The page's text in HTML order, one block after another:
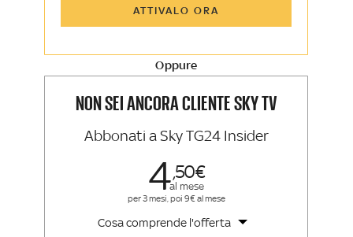
Sky Sport Insider
La newsletter esclusiva di Sky TG24
ATTIVALO ORA
Oppure
NON SEI ANCORA CLIENTE SKY TV
Abbonati a Sky TG24 Insider
450
al mese
per 3 mesi, poi 9€ al mese
Cosa comprende l'offerta